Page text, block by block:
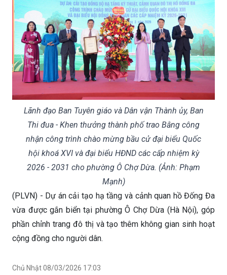
Lãnh đạo Ban Tuyên giáo và Dân vận Thành ủy, Ban
Thi đua - Khen thưởng thành phố trao Bằng công
nhận công trình chào mừng bầu cử đại biểu Quốc
hội khoá XVI và đại biểu HĐND các cấp nhiệm kỳ
2026 - 2031 cho phường Ô Chợ Dừa. (Ảnh: Phạm
Mạnh)
(PLVN) - Dự án cải tạo hạ tầng và cảnh quan hồ Đống Đa
vừa được gắn biển tại phường Ô Chợ Dừa (Hà Nội), góp
phần chỉnh trang đô thị và tạo thêm không gian sinh hoạt
cộng đồng cho người dân.
Chủ Nhật 08/03/2026 17:03